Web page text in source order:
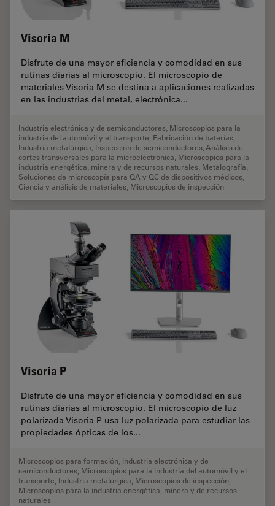
Visoria M
Disfrute de una mayor eficiencia y comodidad en sus
rutinas diarias al microscopio. El microscopio de
materiales Visoria M se destina a aplicaciones realizadas
en las industrias del metal, electrónica...
Industria electrónica y de semiconductores Microscopios para la
industria del automóvil y el transporte Fabricación de baterías
Industria metalúrgica Inspección de semiconductores Análisis de
cortes transversales para la microelectrónica Microscopios para la
industria energética, minera y de recursos naturales Metalografía
Soluciones de microscopía para QA y QC de dispositivos médicos
Ciencia y análisis de materiales Microscopios de inspección
Visoria P
Disfrute de una mayor eficiencia y comodidad en sus
rutinas diarias al microscopio. El microscopio de luz
polarizada Visoria P usa luz polarizada para estudiar las
propiedades ópticas de los...
Microscopios para formación Industria electrónica y de
semiconductores Microscopios para la industria del automóvil y el
transporte Industria metalúrgica Microscopios de inspección
Microscopios para la industria energética, minera y de recursos
naturales